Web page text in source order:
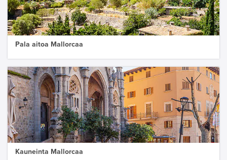
Pala aitoa Mallorcaa
Kauneinta Mallorcaa